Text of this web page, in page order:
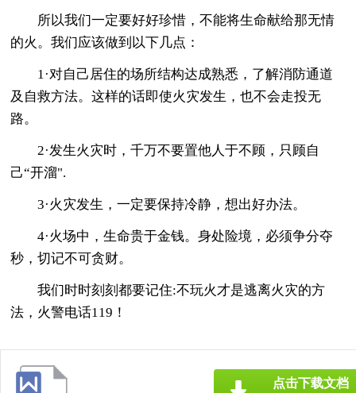
所以我们一定要好好珍惜，不能将生命献给那无情
的火。我们应该做到以下几点：
1·对自己居住的场所结构达成熟悉，了解消防通道
及自救方法。这样的话即使火灾发生，也不会走投无
路。
2·发生火灾时，千万不要置他人于不顾，只顾自
己“开溜".
3·火灾发生，一定要保持冷静，想出好办法。
4·火场中，生命贵于金钱。身处险境，必须争分夺
秒，切记不可贪财。
我们时时刻刻都要记住:不玩火才是逃离火灾的方
法，火警电话119！
点击下载文档